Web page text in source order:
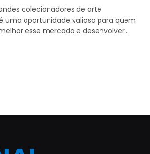
colecionadores de arte
uma oportunidade valiosa para quem
esse mercado e desenvolver…